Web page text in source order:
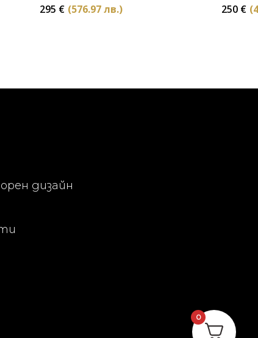
295 € (576.97 лв.) 250 €
дизайн
0